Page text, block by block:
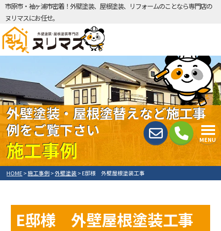
市原市・袖ヶ浦市密着！外壁塗装、屋根塗装、リフォームのことなら専門店の
ヌリマスにお任せ。
MENU
外壁塗装・屋根塗替えなど施工事
例をご覧下さい
施工事例
HOME>施工事例>外壁塗装>E邸様 外壁屋根塗装工事
E邸様 外壁屋根塗装工事